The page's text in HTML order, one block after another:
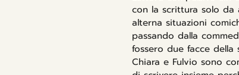
con la scrittura solo da
alterna situazioni
passando dalla
fossero due facce della
Chiara e Fulvio sono